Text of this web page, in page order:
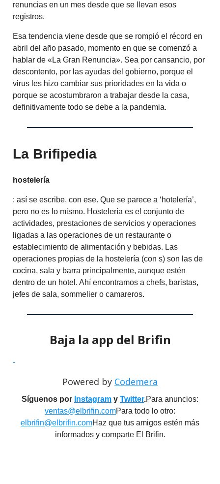
renuncias en un mes desde que se llevan esos
registros.
Esa tendencia viene desde que se rompió el récord en
abril del año pasado, momento en que se comenzó a
hablar de «La Gran Renuncia». Sea por cansancio, por
descontento, por las ayudas del gobierno, porque el
virus les hizo cambiar sus prioridades en la vida o
porque se acostumbraron a trabajar desde la casa,
definitivamente todo se debe a la pandemia.
La Brifipedia
hostelería
: así se escribe, con ese. Que se parece a ‘hotelería’,
pero no es lo mismo. Hostelería es el conjunto de
actividades, prestaciones de servicios y operaciones
ligadas a las operaciones de un restaurante o
establecimiento de alimentación y bebidas. Las
operaciones propias de la hostelería (con s) son las de
cocina, sala y barra principalmente, aunque estén
dentro de un hotel. Ahí encontramos a chefs, baristas,
jefes de sala, sommelier o camareros.
Baja la app del Brifin
Powered by Codemera
Síguenos por Instagram y Twitter.Para anuncios:
ventas@elbrifin.comPara todo lo otro:
elbrifin@elbrifin.comHaz que tus amigos estén más
informados y comparte El Brifin.